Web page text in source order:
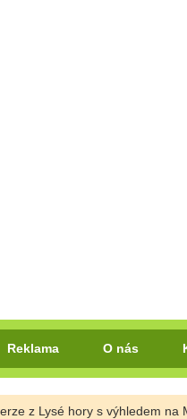
Reklama O nás
z Lysé hory s výhledem na